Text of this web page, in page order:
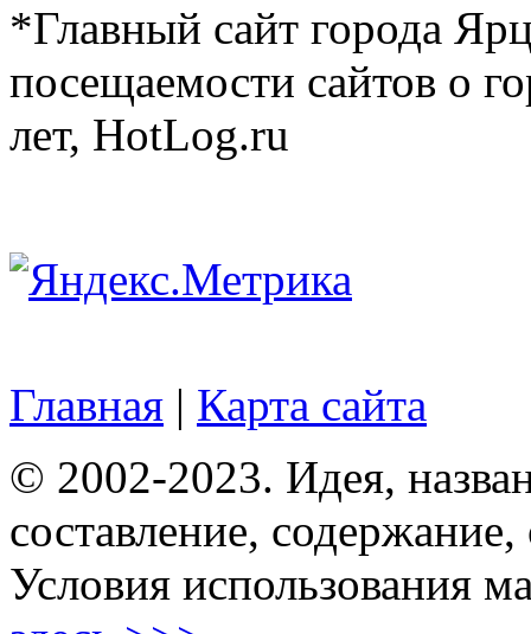
*Главный сайт города
посещаемости сайтов о
лет, HotLog.ru
Главная | Карта сайта
© 2002-2023. Идея,
составление,
Условия использования